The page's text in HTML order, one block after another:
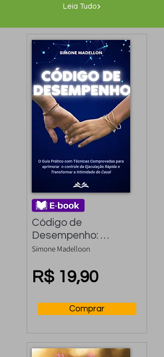
Leia Tudo
Código de
Desempenho:
Controle a
e Rápida
Simone Madelloon
R$ 19,90
Comprar